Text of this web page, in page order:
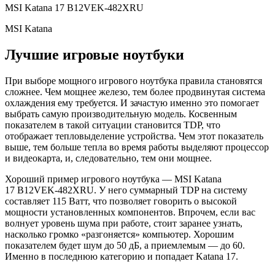
MSI Katana 17 B12VEK-482XRU
MSI Katana
Лучшие игровые ноутбуки
При выборе мощного игрового ноутбука правила становятся
сложнее. Чем мощнее железо, тем более продвинутая система
охлаждения ему требуется. И зачастую именно это помогает
выбрать самую производительную модель. Косвенным
показателем в такой ситуации становится TDP, что
отображает тепловыделение устройства. Чем этот показатель
выше, тем больше тепла во время работы выделяют процессор
и видеокарта, и, следовательно, тем они мощнее.
Хороший пример игрового ноутбука — MSI Katana
17 B12VEK-482XRU. У него суммарный TDP на систему
составляет 115 Ватт, что позволяет говорить о высокой
мощности установленных компонентов. Впрочем, если вас
волнует уровень шума при работе, стоит заранее узнать,
насколько громко «разгоняется» компьютер. Хорошим
показателем будет шум до 50 дБ, а приемлемым — до 60.
Именно в последнюю категорию и попадает Katana 17.